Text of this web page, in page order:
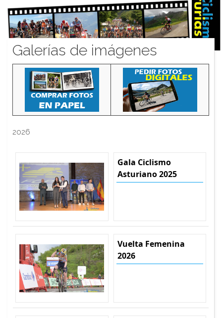
Galerías de imágenes
2026
Gala Ciclismo
Asturiano 2025
Vuelta Femenina
2026